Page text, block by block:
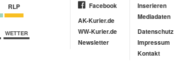
RLP
WETTER
Facebook
AK-Kurier.de
WW-Kurier.de
Newsletter
Inserieren
Mediadaten
Datenschutz
Impressum
Kontakt